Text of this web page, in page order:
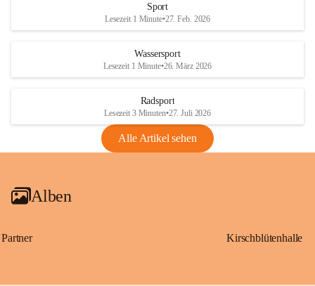
Rebe und der Amerikanischen
Anhang VBl. EU Nr. 18
1 Seite•1,4 MB
VBl. EU Nr. 18_2026
Sport
Lesezeit 1 Minute•27. Feb. 2026
Wassersport
Lesezeit 1 Minute•26. März 2026
Radsport
Lesezeit 3 Minuten•27. Juli 2026
Alle Artikel sehen
Alben
Partner Kirschblütenhalle